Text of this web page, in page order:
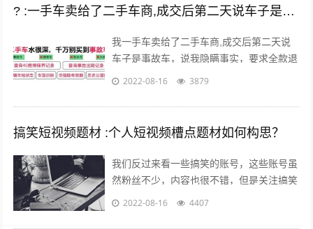
? :一手车卖给了二手车商,成交后第二天说车子是事故车，说隐瞒事实？
我一手车卖给了二手车商,成交后第二天说
车子是事故车，说我隐瞒事实，要求全款退
车，我该怎么办？ 报警处理。二手车行在
2022-08-16 3879
搞笑短视频题材 :个人短视频槽点题材如何构思？
我们反过来看一些搞笑的账号，这些账号虽
然粉丝不少，内容也很不错，但是关注搞笑
账号的用户，大多数都是为了开心的，所以
2022-08-16 4407